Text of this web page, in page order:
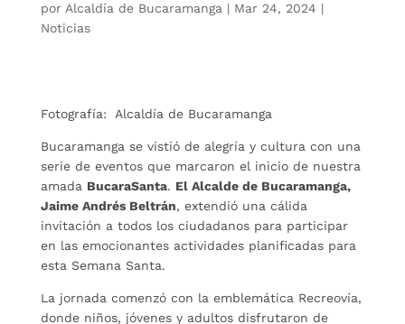
por Alcaldía de Bucaramanga | Mar 24, 2024 |
Noticias
Fotografía: Alcaldía de Bucaramanga
Bucaramanga se vistió de alegría y cultura con una
serie de eventos que marcaron el inicio de nuestra
amada BucaraSanta. El Alcalde de Bucaramanga,
Jaime Andrés Beltrán, extendió una cálida
invitación a todos los ciudadanos para participar
en las emocionantes actividades planificadas para
esta Semana Santa.
La jornada comenzó con la emblemática Recreovía,
donde niños, jóvenes y adultos disfrutaron de